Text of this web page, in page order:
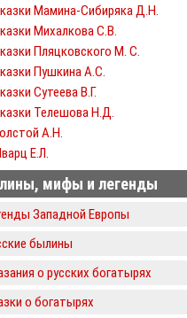
Мамина-Сибиряка Д.Н.
Михалкова С.В.
Пляцковского М. С.
Пушкина А.С.
Сутеева В.Г.
Телешова Н.Д.
А.Н.
Е.Л.
мифы и легенды
Западной Европы
былины
о русских богатырях
о богатырях